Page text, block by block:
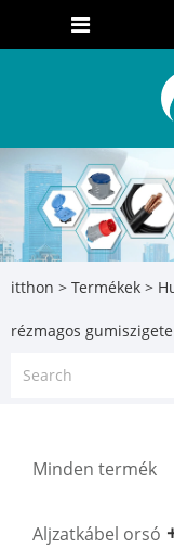
itthon > Termékek >
rézmagos
Minden termék
Aljzatkábel orsó